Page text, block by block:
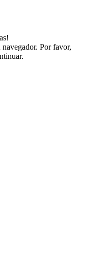
Por favor,